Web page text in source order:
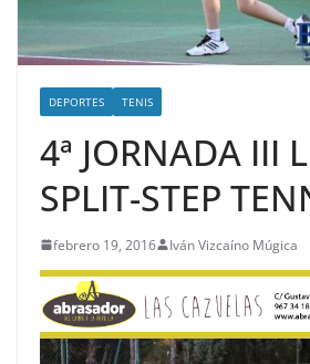
DEPORTES TENIS
4ª JORNADA III
SPLIT-STEP
febrero 19, 2016 Iván Vizcaíno Múgica